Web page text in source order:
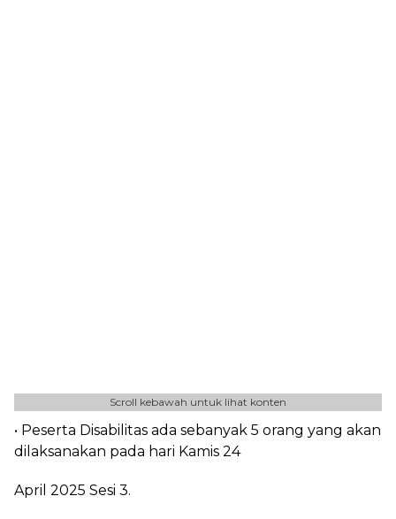
Scroll kebawah untuk lihat konten
• Peserta Disabilitas ada sebanyak 5 orang yang akan
dilaksanakan pada hari Kamis 24
April 2025 Sesi 3.